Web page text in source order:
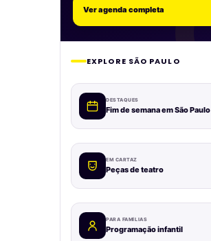
Ver agenda completa
EXPLORE SÃO PAULO
DESTAQUES
Fim de semana em São Paulo
EM CARTAZ
Peças de teatro
PARA FAMÍLIAS
Programação infantil